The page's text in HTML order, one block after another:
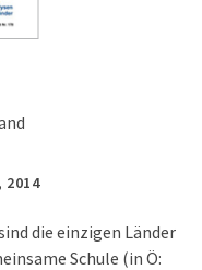
2014
die einzigen Länder
Schule (in Ö: